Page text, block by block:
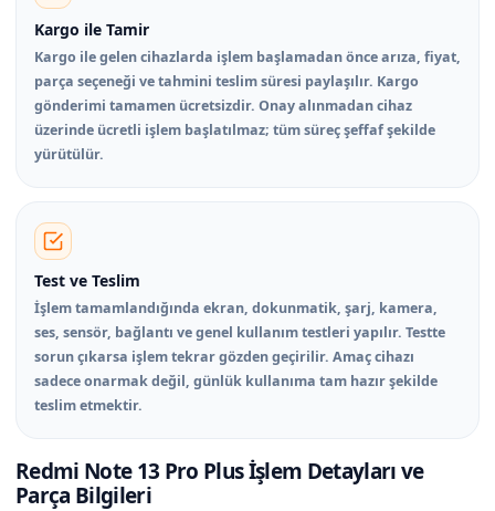
Kargo ile Tamir
Kargo ile gelen cihazlarda işlem başlamadan önce arıza, fiyat,
parça seçeneği ve tahmini teslim süresi paylaşılır. Kargo
gönderimi tamamen ücretsizdir. Onay alınmadan cihaz
üzerinde ücretli işlem başlatılmaz; tüm süreç şeffaf şekilde
yürütülür.
Test ve Teslim
İşlem tamamlandığında ekran, dokunmatik, şarj, kamera,
ses, sensör, bağlantı ve genel kullanım testleri yapılır. Testte
sorun çıkarsa işlem tekrar gözden geçirilir. Amaç cihazı
sadece onarmak değil, günlük kullanıma tam hazır şekilde
teslim etmektir.
Redmi Note 13 Pro Plus İşlem Detayları ve
Parça Bilgileri